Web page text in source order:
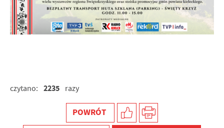
czytano: 2235 razy
POWRÓT